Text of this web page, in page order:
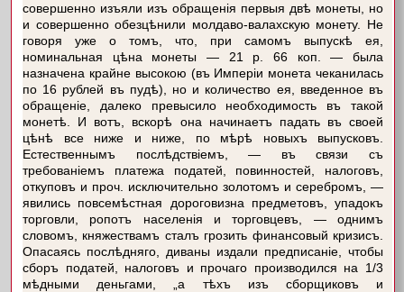
совершенно изъяли изъ обращенія первыя двѣ монеты, но
и совершенно обезцѣнили молдаво-валахскую монету. Не
говоря уже о томъ, что, при самомъ выпускѣ ея,
номинальная цѣна монеты — 21 р. 66 коп. — была
назначена крайне высокою (въ Имперіи монета чеканилась
по 16 рублей въ пудѣ), но и количество ея, введенное въ
обращеніе, далеко превысило необходимость въ такой
монетѣ. И вотъ, вскорѣ она начинаетъ падать въ своей
цѣнѣ все ниже и ниже, по мѣрѣ новыхъ выпусковъ.
Естественнымъ послѣдствіемъ, — въ связи съ
требованіемъ платежа податей, повинностей, налоговъ,
откуповъ и проч. исключительно золотомъ и серебромъ, —
явились повсемѣстная дороговизна предметовъ, упадокъ
торговли, ропотъ населенія и торговцевъ, — однимъ
словомъ, княжествамъ сталъ грозить финансовый кризисъ.
Опасаясь послѣдняго, диваны издали предписаніе, чтобы
сборъ податей, налоговъ и прочаго производился на 1/3
мѣдными деньгами, „а тѣхъ изъ сборщиковъ и